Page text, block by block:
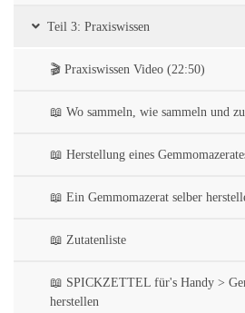
Teil 3: Praxiswissen
🎬 Praxiswissen Video (22:50)
📖 Wo sammeln, wie sammeln und
📖 Herstellung eines
📖 Ein Gemmomazerat selber
📖 Zutatenliste
📖 SPICKZETTEL für's Handy >
herstellen